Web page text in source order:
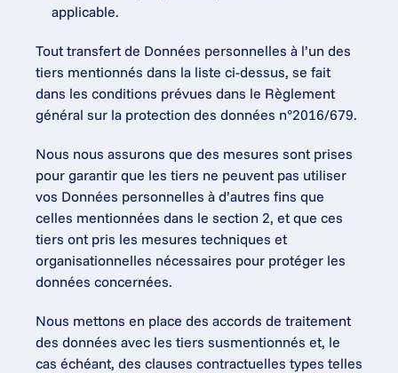
applicable.
Tout transfert de Données personnelles à l’un des
tiers mentionnés dans la liste ci-dessus, se fait
dans les conditions prévues dans le Règlement
général sur la protection des données n°2016/679.
Nous nous assurons que des mesures sont prises
pour garantir que les tiers ne peuvent pas utiliser
vos Données personnelles à d’autres fins que
celles mentionnées dans le section 2, et que ces
tiers ont pris les mesures techniques et
organisationnelles nécessaires pour protéger les
données concernées.
Nous mettons en place des accords de traitement
des données avec les tiers susmentionnés et, le
cas échéant, des clauses contractuelles types telles